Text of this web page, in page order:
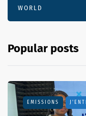
WORLD
Popular posts
EMISSIONS